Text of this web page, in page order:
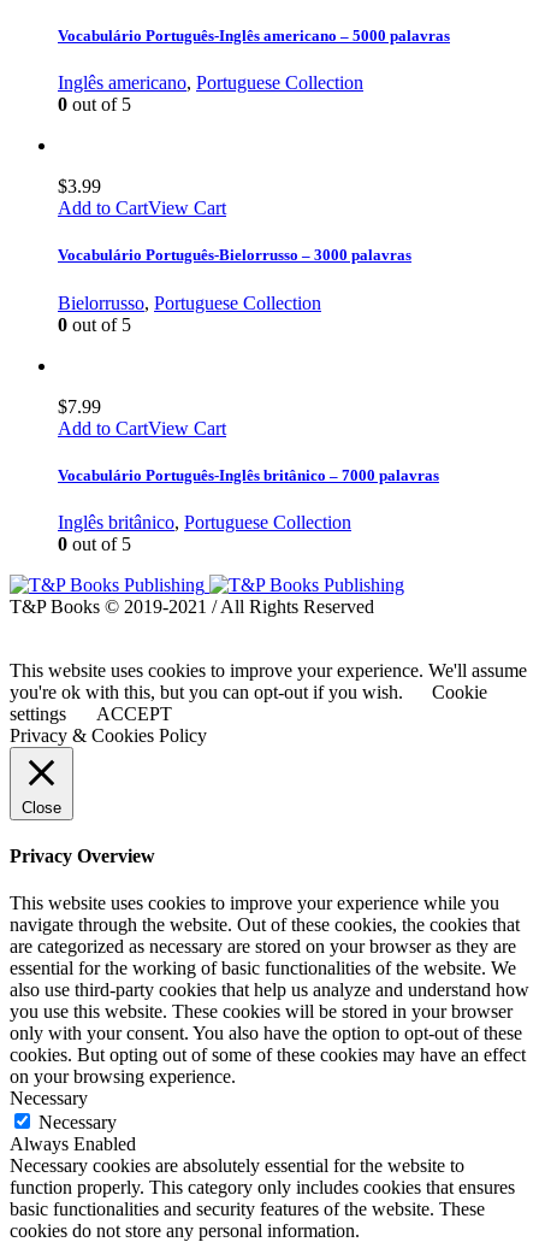
Vocabulário Português-Inglês americano – 5000 palavras
Inglês americano, Portuguese Collection
0 out of 5
$3.99
Add to CartView Cart
Vocabulário Português-Bielorrusso – 3000 palavras
Bielorrusso, Portuguese Collection
0 out of 5
$7.99
Add to CartView Cart
Vocabulário Português-Inglês britânico – 7000 palavras
Inglês britânico, Portuguese Collection
0 out of 5
T&P Books © 2019-2021 / All Rights Reserved
This website uses cookies to improve your experience. We'll assume
you're ok with this, but you can opt-out if you wish.
Cookie
settings
ACCEPT
Privacy & Cookies Policy
Close
Privacy Overview
This website uses cookies to improve your experience while you
navigate through the website. Out of these cookies, the cookies that
are categorized as necessary are stored on your browser as they are
essential for the working of basic functionalities of the website. We
also use third-party cookies that help us analyze and understand how
you use this website. These cookies will be stored in your browser
only with your consent. You also have the option to opt-out of these
cookies. But opting out of some of these cookies may have an effect
on your browsing experience.
Necessary
Necessary
Always Enabled
Necessary cookies are absolutely essential for the website to
function properly. This category only includes cookies that ensures
basic functionalities and security features of the website. These
cookies do not store any personal information.